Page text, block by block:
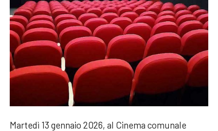
Martedì 13 gennaio 2026, al Cinema comunale